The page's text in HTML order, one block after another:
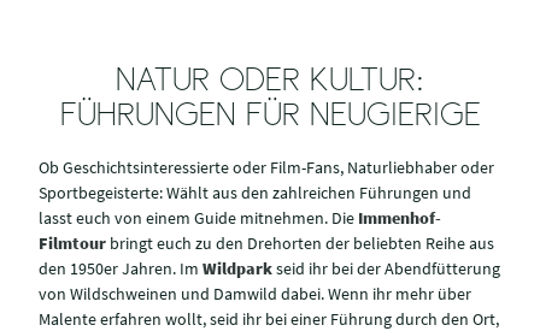
NATUR ODER KULTUR:
FÜHRUNGEN FÜR NEUGIERIGE
Ob Geschichtsinteressierte oder Film-Fans, Naturliebhaber oder
Sportbegeisterte: Wählt aus den zahlreichen Führungen und
lasst euch von einem Guide mitnehmen. Die Immenhof-
Filmtour bringt euch zu den Drehorten der beliebten Reihe aus
den 1950er Jahren. Im Wildparkseid ihr bei der Abendfütterung
von Wildschweinen und Damwild dabei. Wenn ihr mehr über
Malente erfahren wollt, seid ihr bei einer Führung durch den Ort,